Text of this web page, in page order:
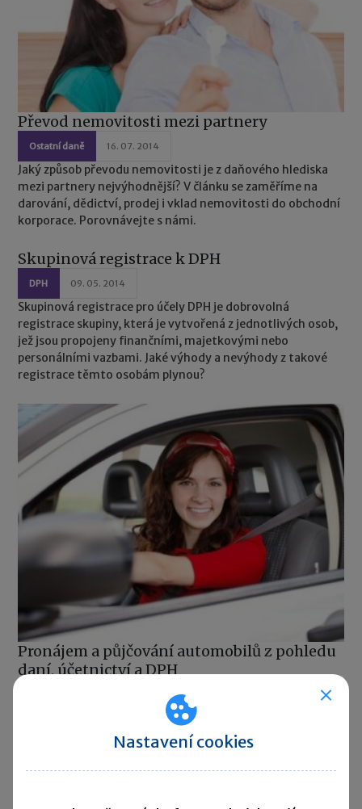
Převod nemovitosti mezi partnery
Ostatní daně 16. 07. 2014
Jaký způsob převodu nemovitosti je z daňového hlediska
mezi partnery nejvýhodnější? V článku se zaměříme na
darování, dědictví, prodej i vklad nemovitosti do obchodní
korporace. Porovnávejte s námi.
Skupinová registrace k DPH
DPH 09. 05. 2014
Skupinová registrace pro účely DPH je dobrovolná
registrace skupiny, která je vytvořená z jednotlivých osob,
jež jsou propojeny finančními, majetkovými nebo
personálními vazbami. Jaké výhody a nevýhody z takové
registrace těmto osobám plynou?
Pronájem a půjčování automobilů z pohledu
daní, účetnictví a DPH
Existuje několik možností, jak využít auto a přitom ho
nemuset vlastnit. V následujícím textu si přiblížíme režim
a fungování pronájmu a půjčování automobilů, a to
z pohledu DPH, účetnictví i daně z příjmů.
Nastavení cookies